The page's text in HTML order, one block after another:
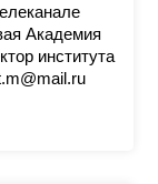
Академия
института